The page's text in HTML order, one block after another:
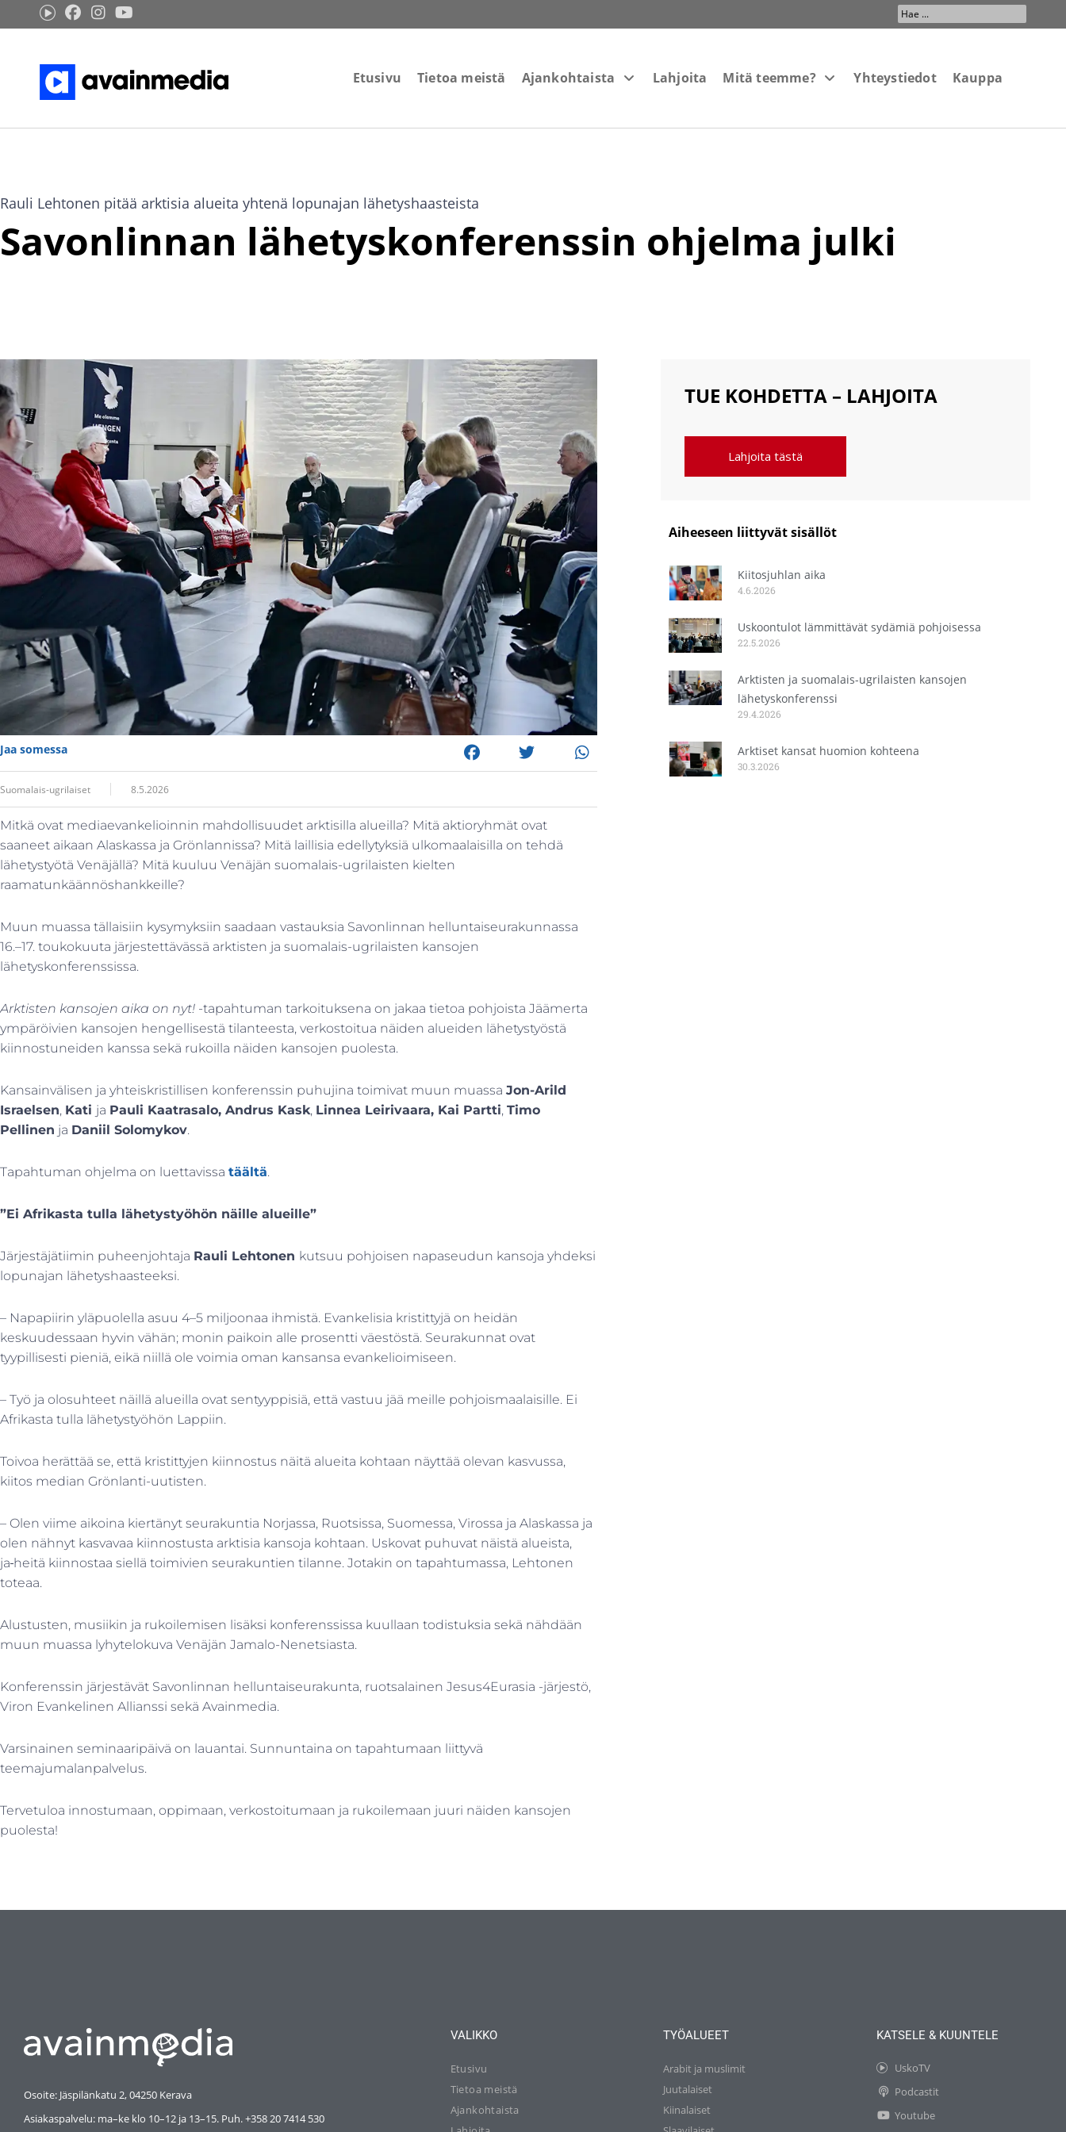
sisältöön
Search
...
Etusivu Tietoa meistä Ajankohtaista Lahjoita Mitä teemme? Yhteystiedot Kauppa
Rauli Lehtonen pitää arktisia alueita yhtenä lopunajan lähetyshaasteista
Savonlinnan lähetyskonferenssin ohjelma julki
Jaa somessa
Suomalais-ugrilaiset 8.5.2026
Mitkä ovat mediaevankelioinnin mahdollisuudet arktisilla alueilla? Mitä aktioryhmät ovat
saaneet aikaan Alaskassa ja Grönlannissa? Mitä laillisia edellytyksiä ulkomaalaisilla on tehdä
lähetystyötä Venäjällä? Mitä kuuluu Venäjän suomalais-ugrilaisten kielten
raamatunkäännöshankkeille?
Muun muassa tällaisiin kysymyksiin saadaan vastauksia Savonlinnan helluntaiseurakunnassa
16.–17. toukokuuta järjestettävässä arktisten ja suomalais-ugrilaisten kansojen
lähetyskonferenssissa.
Arktisten kansojen aika on nyt! -tapahtuman tarkoituksena on jakaa tietoa pohjoista Jäämerta
ympäröivien kansojen hengellisestä tilanteesta, verkostoitua näiden alueiden lähetystyöstä
kiinnostuneiden kanssa sekä rukoilla näiden kansojen puolesta.
Kansainvälisen ja yhteiskristillisen konferenssin puhujina toimivat muun muassa Jon-Arild
Israelsen, Kati ja Pauli Kaatrasalo, Andrus Kask, Linnea Leirivaara, Kai Partti, Timo
Pellinen ja Daniil Solomykov.
Tapahtuman ohjelma on luettavissa täältä.
”Ei Afrikasta tulla lähetystyöhön näille alueille”
Järjestäjätiimin puheenjohtaja Rauli Lehtonen kutsuu pohjoisen napaseudun kansoja yhdeksi
lopunajan lähetyshaasteeksi.
– Napapiirin yläpuolella asuu 4–5 miljoonaa ihmistä. Evankelisia kristittyjä on heidän
keskuudessaan hyvin vähän; monin paikoin alle prosentti väestöstä. Seurakunnat ovat
tyypillisesti pieniä, eikä niillä ole voimia oman kansansa evankelioimiseen.
– Työ ja olosuhteet näillä alueilla ovat sentyyppisiä, että vastuu jää meille pohjoismaalaisille. Ei
Afrikasta tulla lähetystyöhön Lappiin.
Toivoa herättää se, että kristittyjen kiinnostus näitä alueita kohtaan näyttää olevan kasvussa,
kiitos median Grönlanti-uutisten.
– Olen viime aikoina kiertänyt seurakuntia Norjassa, Ruotsissa, Suomessa, Virossa ja Alaskassa ja
olen nähnyt kasvavaa kiinnostusta arktisia kansoja kohtaan. Uskovat puhuvat näistä alueista,
ja heitä kiinnostaa siellä toimivien seurakuntien tilanne. Jotakin on tapahtumassa, Lehtonen
toteaa.
Alustusten, musiikin ja rukoilemisen lisäksi konferenssissa kuullaan todistuksia sekä nähdään
muun muassa lyhytelokuva Venäjän Jamalo-Nenetsiasta.
Konferenssin järjestävät Savonlinnan helluntaiseurakunta, ruotsalainen Jesus4Eurasia -järjestö,
Viron Evankelinen Allianssi sekä Avainmedia.
Varsinainen seminaaripäivä on lauantai. Sunnuntaina on tapahtumaan liittyvä
teemajumalanpalvelus.
Tervetuloa innostumaan, oppimaan, verkostoitumaan ja rukoilemaan juuri näiden kansojen
puolesta!
TUE KOHDETTA – LAHJOITA
Lahjoita tästä
Aiheeseen liittyvät sisällöt
Kiitosjuhlan aika
4.6.2026
Uskoontulot lämmittävät sydämiä pohjoisessa
22.5.2026
Arktisten ja suomalais-ugrilaisten kansojen
lähetyskonferenssi
29.4.2026
Arktiset kansat huomion kohteena
30.3.2026
Osoite: Jäspilänkatu 2, 04250 Kerava
Asiakaspalvelu: ma–ke klo 10–12 ja 13–15. Puh. +358 20 7414 530
VALIKKO
Etusivu
Tietoa meistä
Ajankohtaista
TYÖALUEET
Arabit ja muslimit
Juutalaiset
Kiinalaiset
KATSELE & KUUNTELE
UskoTV
Podcastit
Youtube